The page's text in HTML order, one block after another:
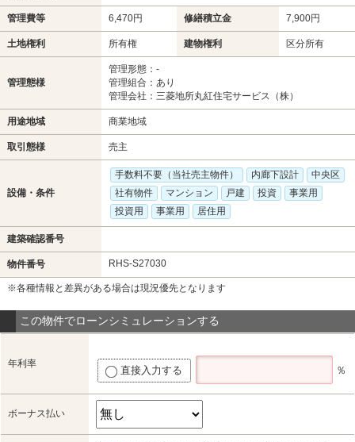
管理費等 6,470円 修繕積立金 7,900円
土地権利 所有権 建物権利 区分所有
管理態様
管理形態：-
管理組合：あり
管理会社：三菱地所丸紅住宅サービス（株）
用途地域 商業地域
取引態様 売主
設備・条件
手数料不要（当社売主物件） 内廊下設計
中央区
社有物件
マンション 戸建 投資
事業用
投資用
事業用 居住用
建築確認番号
物件番号 RHS-S27030
※各種情報と差異がある場合は現況優先となります
この物件でローンシミュレーションする
年利率
直接入力する ％
ボーナス払い